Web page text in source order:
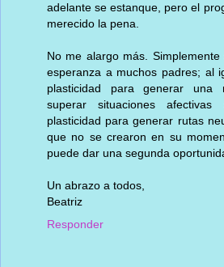
adelante se estanque, pero el
merecido la pena.
No me alargo más.
esperanza a muchos padres; al
plasticidad para generar una
superar situaciones
plasticidad para generar rutas
que no se crearon en su
puede dar una segunda
Un abrazo a todos,
Beatriz
Responder